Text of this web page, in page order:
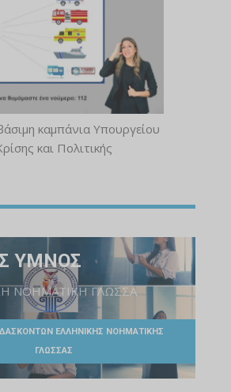
καμπάνια Υπουργείου
και Πολιτικής
ΥΜΝΟΣ
ΝΟΗΜΑΤΙΚΗ ΓΛΩΣΣΑ
ΕΛΛΗΝΙΚΗΣ ΝΟΗΜΑΤΙΚΗΣ
ΓΛΩΣΣΑΣ